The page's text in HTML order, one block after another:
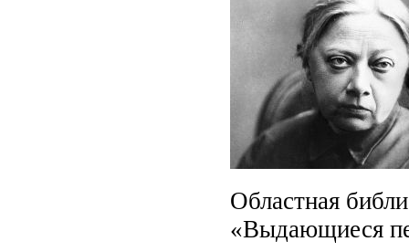
Областная
«Выдающиеся